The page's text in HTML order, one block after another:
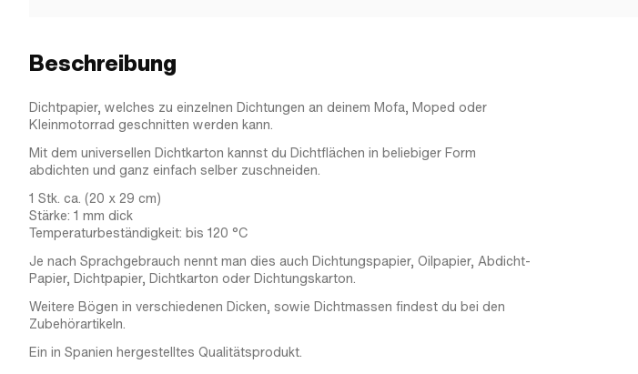
Beschreibung
Dichtpapier, welches zu einzelnen Dichtungen an deinem Mofa, Moped oder
Kleinmotorrad geschnitten werden kann.
Mit dem universellen Dichtkarton kannst du Dichtflächen in beliebiger Form
abdichten und ganz einfach selber zuschneiden.
1 Stk. ca. (20 x 29 cm)
Stärke: 1 mm dick
Temperaturbeständigkeit: bis 120 °C
Je nach Sprachgebrauch nennt man dies auch Dichtungspapier, Oilpapier, Abdicht-
Papier, Dichtpapier, Dichtkarton oder Dichtungskarton.
Weitere Bögen in verschiedenen Dicken, sowie Dichtmassen findest du bei den
Zubehörartikeln.
Ein in Spanien hergestelltes Qualitätsprodukt.